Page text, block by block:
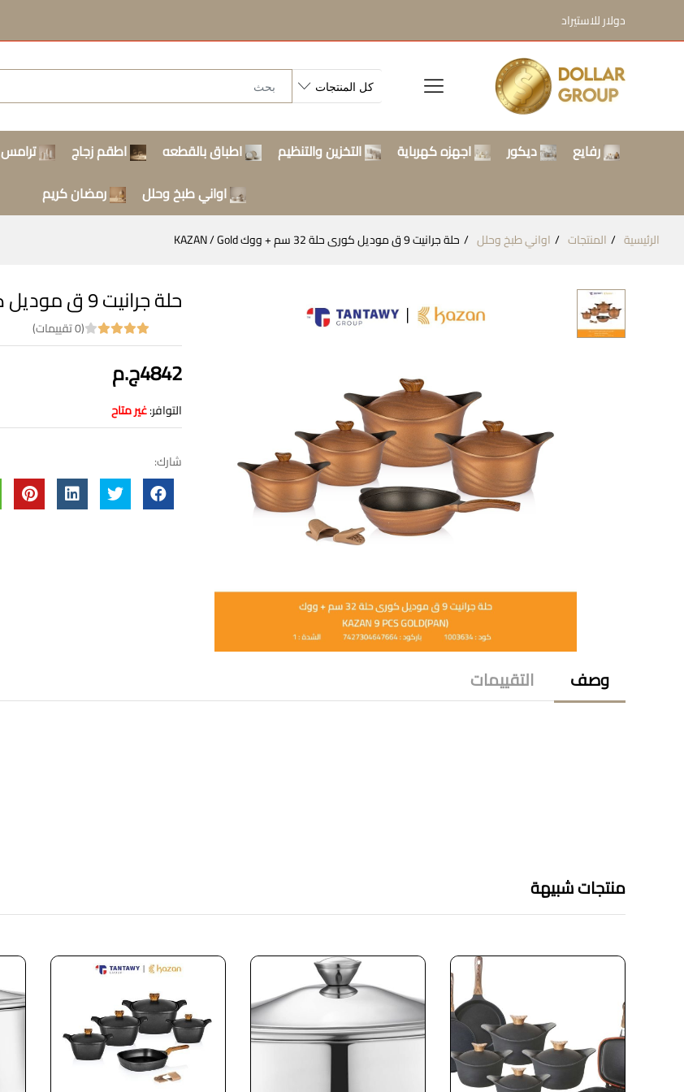
دولار للاستيراد
رفايع ديكور اجهزه كهرباية التخزين والتنظيم اطباق بالقطعه اطقم زجاج ترامس
اواني طبخ وحلل
رمضان كريم
الرئيسية المنتجات اواني طبخ وحلل حلة جرانيت 9 ق موديل كورى حلة 32 سم + ووك KAZAN / Gold
حلة جرانيت 9 ق موديل كورى حلة 32 سم + ووك KAZAN / Gold
(0 تقييمات)
4842ج.م
التوافر:غير متاح
شارك:
وصف التقييمات
منتجات شبيهة